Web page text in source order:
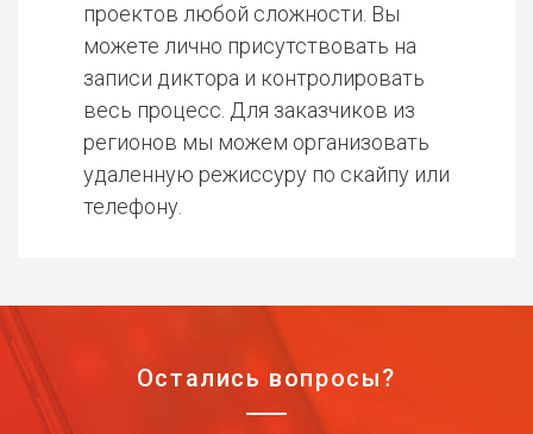
проектов любой сложности. Вы
можете лично присутствовать на
записи диктора и контролировать
весь процесс. Для заказчиков из
регионов мы можем организовать
удаленную режиссуру по скайпу или
телефону.
Остались вопросы?